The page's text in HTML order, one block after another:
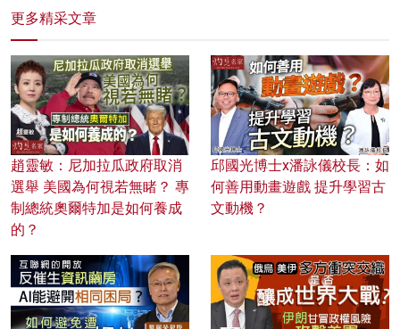
更多精采文章
趙靈敏：尼加拉瓜政府取消
選舉 美國為何視若無睹？ 專
制總統奧爾特加是如何養成
的？
邱國光博士x潘詠儀校長：如
何善用動畫遊戲 提升學習古
文動機？